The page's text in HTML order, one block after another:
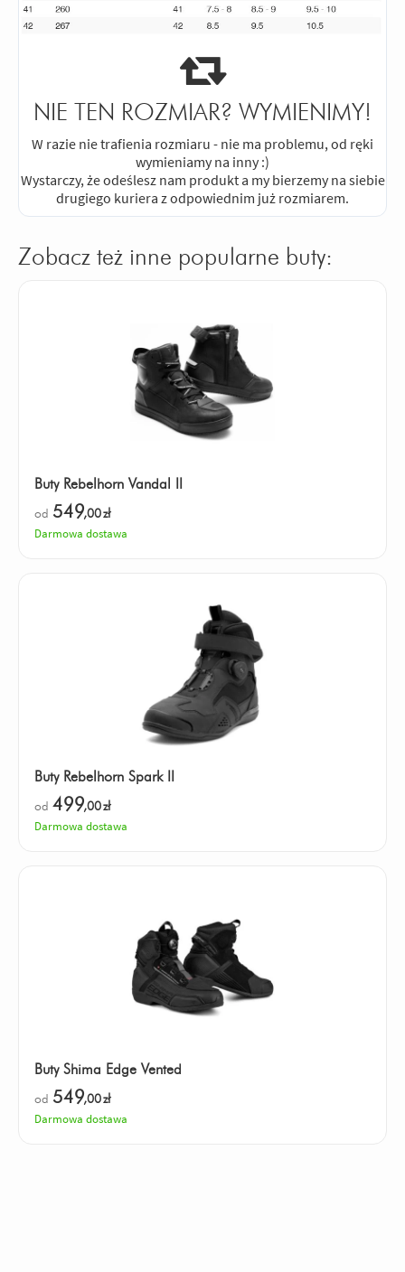
NIE TEN ROZMIAR? WYMIENIMY!
W razie nie trafienia rozmiaru - nie ma problemu, od ręki
wymieniamy na inny :)
Wystarczy, że odeślesz nam produkt a my bierzemy na siebie
drugiego kuriera z odpowiednim już rozmiarem.
Zobacz też inne popularne buty:
Buty Rebelhorn Vandal II
od 549,00zł
Darmowa dostawa
Buty Rebelhorn Spark II
od 499,00zł
Darmowa dostawa
Buty Shima Edge Vented
od 549,00zł
Darmowa dostawa